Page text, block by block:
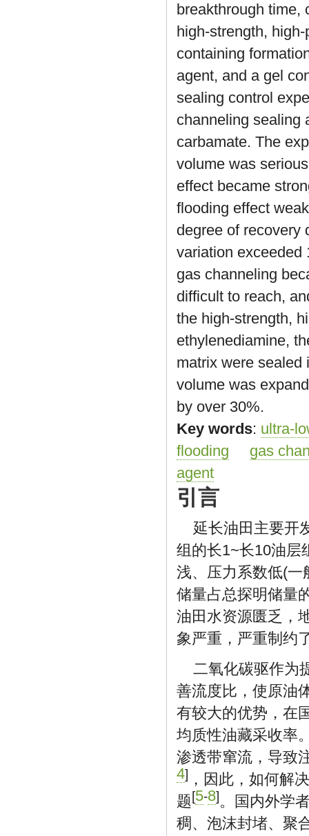
breakthrough time,
high-strength,
containing
agent, and a gel
sealing control
channeling sealing
carbamate. The
volume was
effect became
flooding effect
degree of recovery
variation exceeded
gas channeling
difficult to reach,
the high-strength,
ethylenediamine,
matrix were sealed
volume was
by over 30%.
Key words: ultra-
flooding
gas
agent
引言
延长油田主要开
组的长1~长10油层
浅、压力系数低(一
储量占总探明储量
油田水资源匮乏，
象严重，严重制约
二氧化碳驱作为
善流度比，使原油
有较大的优势，在
均质性油藏采收率
渗透带窜流，导致
4] ，因此，如何解
题[5-8]。国内外学
稠、泡沫封堵、聚